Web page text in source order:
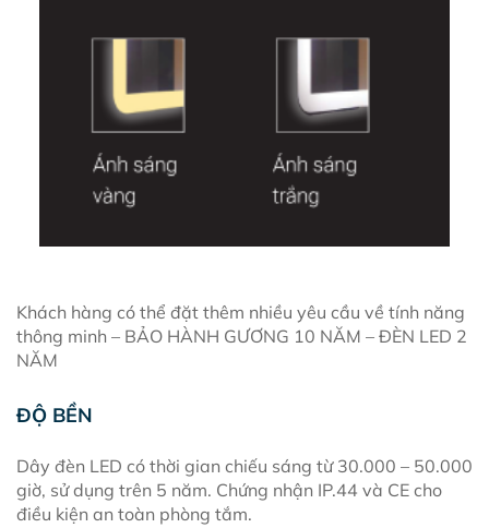
Khách hàng có thể đặt thêm nhiều yêu cầu về tính năng
thông minh – BẢO HÀNH GƯƠNG 10 NĂM – ĐÈN LED 2
NĂM
ĐỘ BỀN
Dây đèn LED có thời gian chiếu sáng từ 30.000 – 50.000
giờ, sử dụng trên 5 năm. Chứng nhận IP.44 và CE cho
điều kiện an toàn phòng tắm.